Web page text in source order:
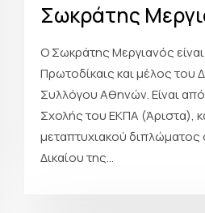
Σωκράτης
Ο Σωκράτης Μεργιανός
Πρωτοδίκαις και μέλος του
Συλλόγου Αθηνών. Είναι
Σχολής του ΕΚΠΑ (Άριστα),
μεταπτυχιακού
Δικαίου της...